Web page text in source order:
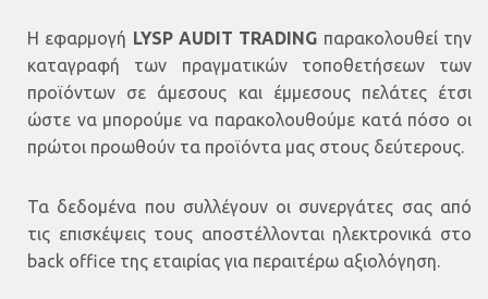
Η εφαρμογή LYSP AUDIT TRADING παρακολουθεί την
καταγραφή των πραγματικών τοποθετήσεων των
προϊόντων σε άμεσους και έμμεσους πελάτες έτσι
ώστε να μπορούμε να παρακολουθούμε κατά πόσο οι
πρώτοι προωθούν τα προϊόντα μας στους δεύτερους.
Τα δεδομένα που συλλέγουν οι συνεργάτες σας από
τις επισκέψεις τους αποστέλλονται ηλεκτρονικά στο
back office της εταιρίας για περαιτέρω αξιολόγηση.